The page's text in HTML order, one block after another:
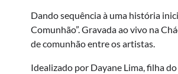
Dando sequência à uma história
Comunhão”. Gravada ao vivo na
de comunhão entre os artistas.
Idealizado por Dayane Lima, filha